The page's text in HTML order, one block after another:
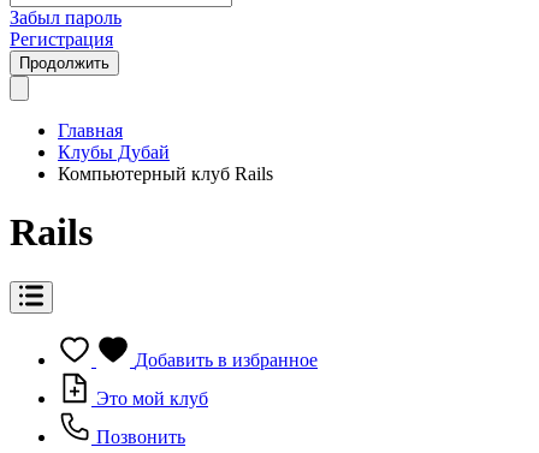
Забыл пароль
Регистрация
Продолжить
Главная
Клубы Дубай
Компьютерный клуб Rails
Rails
Добавить в избранное
Это мой клуб
Позвонить